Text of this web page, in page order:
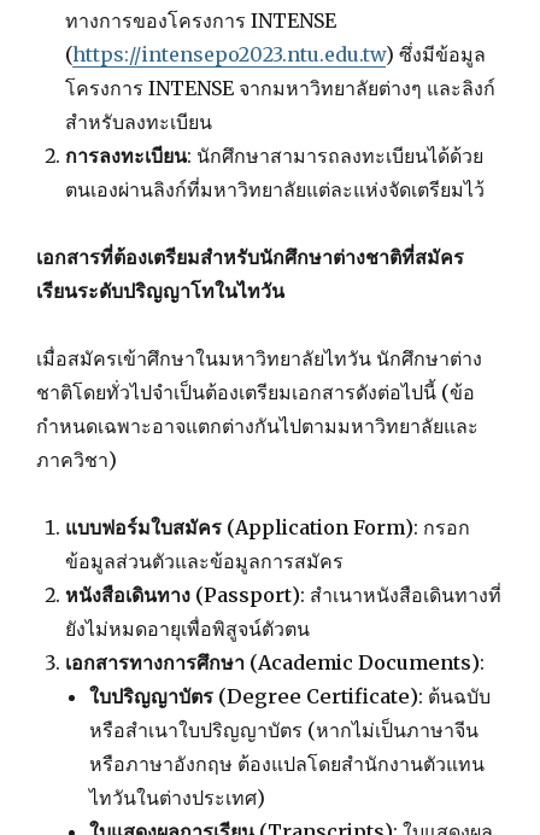
ทางการของโครงการ INTENSE
(https://intensepo2023.ntu.edu.tw) ซึ่งมีข้อมูล
โครงการ INTENSE จากมหาวิทยาลัยต่างๆ และลิงก์
สำหรับลงทะเบียน
การลงทะเบียน: นักศึกษาสามารถลงทะเบียนได้ด้วย
ตนเองผ่านลิงก์ที่มหาวิทยาลัยแต่ละแห่งจัดเตรียมไว้
เอกสารที่ต้องเตรียมสำหรับนักศึกษาต่างชาติที่สมัคร
เรียนระดับปริญญาโทในไทวัน
เมื่อสมัครเข้าศึกษาในมหาวิทยาลัยไทวัน นักศึกษาต่าง
ชาติโดยทั่วไปจำเป็นต้องเตรียมเอกสารดังต่อไปนี้ (ข้อ
กำหนดเฉพาะอาจแตกต่างกันไปตามมหาวิทยาลัยและ
ภาควิชา)
แบบฟอร์มใบสมัคร (Application Form): กรอก
ข้อมูลส่วนตัวและข้อมูลการสมัคร
หนังสือเดินทาง (Passport): สำเนาหนังสือเดินทางที่
ยังไม่หมดอายุเพื่อพิสูจน์ตัวตน
เอกสารทางการศึกษา (Academic Documents):
ใบปริญญาบัตร (Degree Certificate): ต้นฉบับ
หรือสำเนาใบปริญญาบัตร (หากไม่เป็นภาษาจีน
หรือภาษาอังกฤษ ต้องแปลโดยสำนักงานตัวแทน
ไทวันในต่างประเทศ)